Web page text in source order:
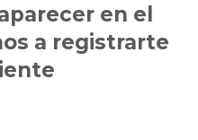
en el
a registrarte